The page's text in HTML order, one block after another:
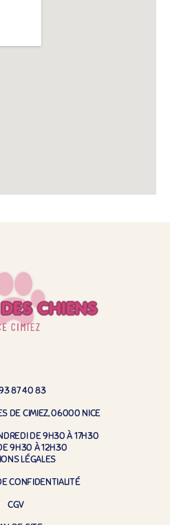
87 40 83
DE CIMIEZ, 06000 NICE
DE 9H30 À 17H30
9H30 À 12H30
LÉGALES
CONFIDENTIALITÉ
CGV